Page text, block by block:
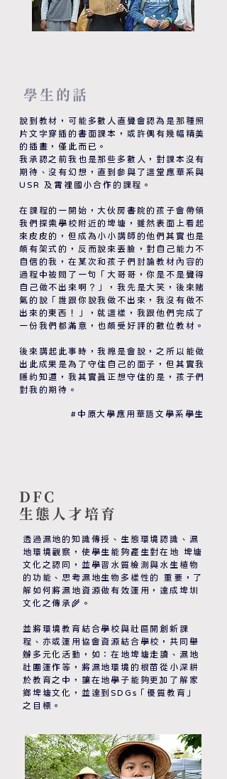
說到教材，可能多數人直覺會認為是那種照
片文字穿插的書面課本，或許偶有幾幅精美
的插畫，僅此而已。
我承認之前我也是那些多數人，對課本沒有
期待、沒有幻想，直到參與了這堂應華系與
USR 及霄裡國小合作的課程。
在課程的一開始，大伙房書院的孩子會帶領
我們探索學校附近的埤塘，雖然表面上看起
來皮皮的，但成為小小講師的他們其實也是
頗有架式的，反而說來丟臉，對自己能力不
自信的我，在某次和孩子們討論教材內容的
過程中被問了一句「大哥哥，你是不是覺得
自己做不出來啊？」，我先是大笑，後來賭
氣的說「誰跟你說我做不出來，我沒有做不
出來的東西！」，就這樣，我跟他們完成了
一份我們都滿意，也頗受好評的數位教材。
後來講起此事時，我總是會說，之所以能做
出此成果是為了守住自己的面子，但其實我
隱約知道，我其實真正想守住的是，孩子們
對我的期待。
​學生的話
#中原大學應用華語文學系學生
透過濕地的知識傳授、生態環境認識、濕
地環境觀察，使學生能夠產生對在地 埤塘
文化之認同，並學習水質檢測與水生植物
的功能、思考濕地生物多樣性的 重要，了
解如何將濕地資源做有效運用，達成埤圳
文化之傳承🌾。
並將環境教育結合學校與社區開創新課
程、亦或運用協會資源結合學校，共同舉
辦多元化活動，如：在地埤塘走讀、濕地
社團運作等，將濕地環境的根苗從小深耕
於教育之中，讓在地學子能夠更加了解家
鄉埤塘文化，並達到SDGs「優質教育」
之目標。
DFC
​生態人才培育